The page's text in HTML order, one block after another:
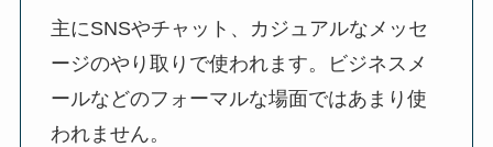
主にSNSやチャット、カジュアルなメッセ
ージのやり取りで使われます。ビジネスメ
ールなどのフォーマルな場面ではあまり使
われません。